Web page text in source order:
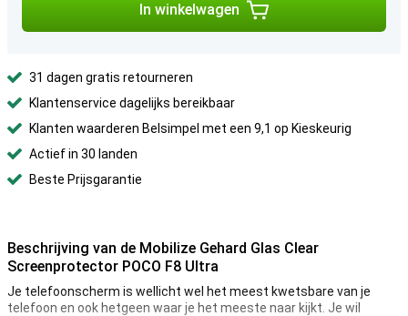
In winkelwagen
31 dagen gratis retourneren
Klantenservice dagelijks bereikbaar
Klanten waarderen Belsimpel met een 9,1 op Kieskeurig
Actief in 30 landen
Beste Prijsgarantie
Beschrijving van de Mobilize Gehard Glas Clear
Screenprotector POCO F8 Ultra
Je telefoonscherm is wellicht wel het meest kwetsbare van je
telefoon en ook hetgeen waar je het meeste naar kijkt. Je wil